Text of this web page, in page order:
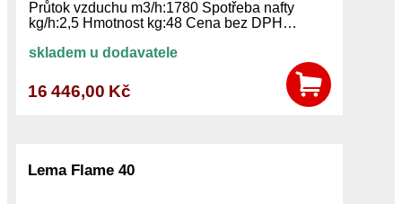
Průtok vzduchu m3/h:1780 Spotřeba nafty
kg/h:2,5 Hmotnost kg:48 Cena bez DPH…
skladem u dodavatele
16 446,00 Kč
Lema Flame 40